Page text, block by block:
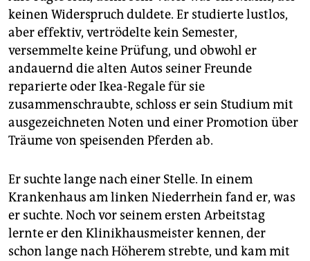
keinen Widerspruch duldete. Er studierte lustlos,
aber effektiv, vertrödelte kein Semester,
versemmelte keine Prüfung, und obwohl er
andauernd die alten Autos seiner Freunde
reparierte oder Ikea-Regale für sie
zusammenschraubte, schloss er sein Studium mit
ausgezeichneten Noten und einer Promotion über
Träume von speisenden Pferden ab.
Er suchte lange nach einer Stelle. In einem
Krankenhaus am linken Niederrhein fand er, was
er suchte. Noch vor seinem ersten Arbeitstag
lernte er den Klinikhausmeister kennen, der
schon lange nach Höherem strebte, und kam mit